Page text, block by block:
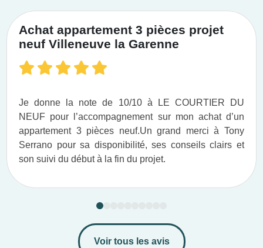
Achat appartement 3 pièces projet
neuf Villeneuve la Garenne
Je donne la note de 10/10 à LE COURTIER DU
NEUF pour l’accompagnement sur mon achat d’un
appartement 3 pièces neuf.​ Un grand merci à Tony
Serrano pour sa disponibilité, ses conseils clairs et
son suivi du début à la fin du projet.​
Voir tous les avis